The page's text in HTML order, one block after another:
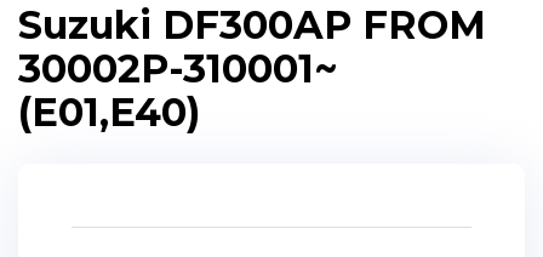
Suzuki DF300AP FROM
30002P-310001~
(E01,E40)